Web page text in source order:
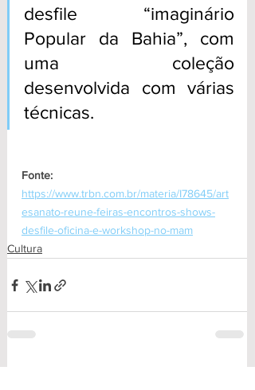
desfile “imaginário
Popular da Bahia”, com
uma coleção
desenvolvida com várias
técnicas.
Fonte:
https://www.trbn.com.br/materia/I78645/art
esanato-reune-feiras-encontros-shows-
desfile-oficina-e-workshop-no-mam
Cultura